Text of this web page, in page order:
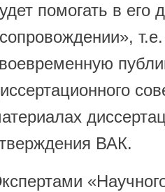
помогать в его
ВАК.